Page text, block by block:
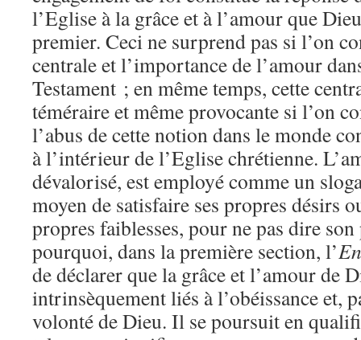
l’Eglise à la grâce et à l’amour que
premier. Ceci ne surprend pas si l’on
centrale et l’importance de l’amour
Testament ; en même temps, cette
téméraire et même provocante si l’on
l’abus de cette notion dans le monde
à l’intérieur de l’Eglise chrétienne.
dévalorisé, est employé comme un
moyen de satisfaire ses propres désirs
propres faiblesses, pour ne pas dire
pourquoi, dans la première section, l’
de déclarer que la grâce et l’amour de
intrinsèquement liés à l’obéissance et,
volonté de Dieu. Il se poursuit en